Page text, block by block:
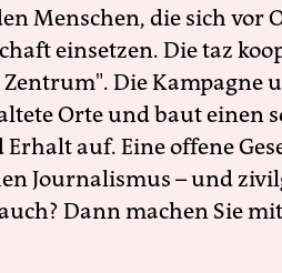
Menschen, die sich vor
einsetzen. Die taz
Die Kampagne
Orte und baut einen
Erhalt auf. Eine offene
Journalismus – und
Dann machen Sie